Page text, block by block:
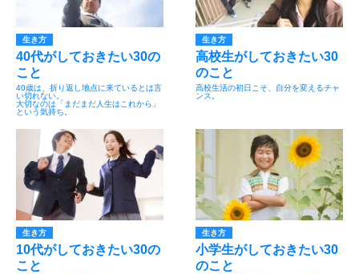
生き方
40代がしておきたい30の
こと
40歳は、折り返し地点に来ているとは言
い切れない。
大切なのは「まだまだ人生はこれから」
という気持ち。
生き方
高校生がしておきたい30
のこと
高校生活の初日こそ、自分を変えるチャ
ンス。
生き方
10代がしておきたい30の
こと
生き方
小学生がしておきたい30
のこと